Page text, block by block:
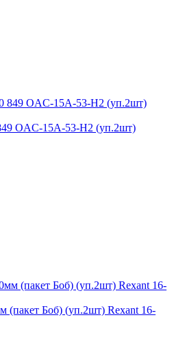
OAC-15A-53-H2 (уп.2шт)
Боб) (уп.2шт) Rexant 16-